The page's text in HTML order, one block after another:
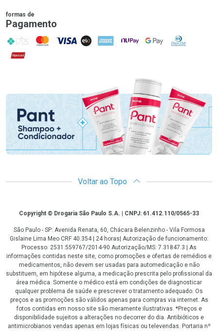
formas de
Pagamento
PIX MasterCard
VISA ELO AMEX NuPay Google PayDiners Club
Hipercard
Promoção em Destaque
Voltar ao Topo
CopyrightCopyright © Drogaria São Paulo S.A. | CNPJ: 61.412.110/0565-33
São Paulo - SP: Avenida Renata, 60, Chácara Belenzinho - Vila Formosa
Gislaine Lima Meo CRF 40.354 | 24 horas| Autorização de funcionamento:
Processo: 2531.559767/2014-90 Autorização/MS: 7.31847.3 | As
informações contidas neste site, como promoções e ofertas de remédios e
medicamentos, não devem ser usadas para automedicação e não
substituem, em hipótese alguma, a medicação prescrita pelo profissional da
área médica. Somente o médico está em condições de diagnosticar
qualquer problema de saúde e prescrever o tratamento adequado. Os
preços e as promoções são válidos apenas para compras via internet. As
fotos contidas em nosso site são meramente ilustrativas. *Preços e
disponibilidade sujeitos a alterações no decorrer do dia. Antibióticos e
antimicrobianos vendas apenas em lojas físicas ou televendas. Portaria nº